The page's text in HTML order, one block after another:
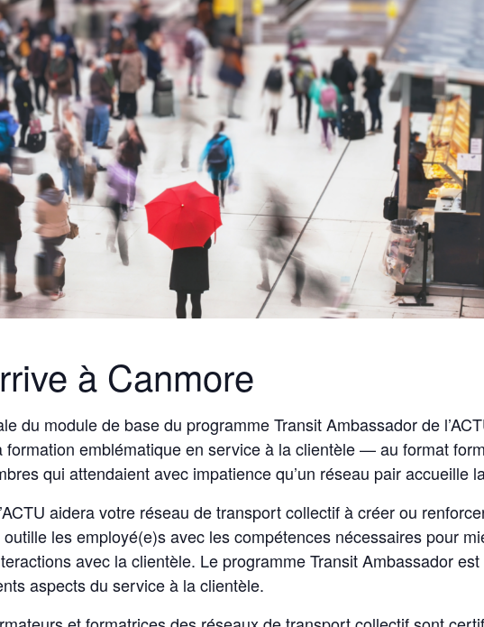
à Canmore
du module de base du programme Transit Ambassador de
emblématique en service à la clientèle — au format
qui attendaient avec impatience qu’un réseau pair accueille
aidera votre réseau de transport collectif à créer ou
les employé(e)s avec les compétences nécessaires pour
avec la clientèle. Le programme Transit Ambassador est
aspects du service à la clientèle.